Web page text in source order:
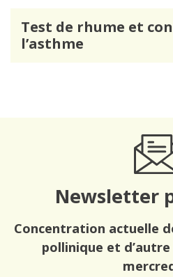
Test de rhume et
l’asthme
Newsletter
Concentration actuelle
pollinique et